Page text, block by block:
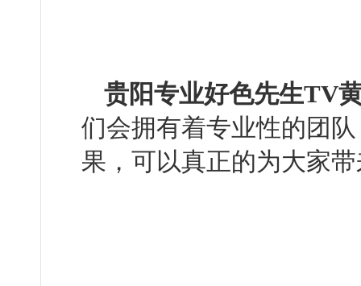
贵阳专业好色先生TV
们会拥有着专业性的团队
果，可以真正的为大家带